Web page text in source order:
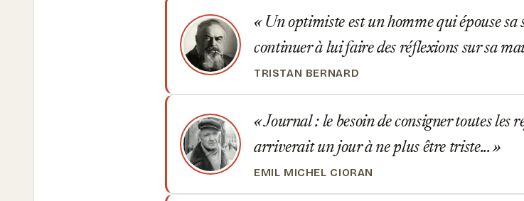
Un optimiste est un homme qui épouse
continuer à lui faire des réflexions sur sa
TRISTAN BERNARD
Journal : le besoin de consigner toutes les
arriverait un jour à ne plus être triste...
EMIL MICHEL CIORAN